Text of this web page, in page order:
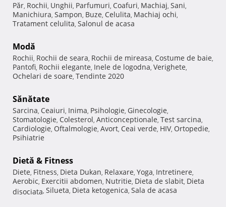
Păr, Rochii, Unghii, Parfumuri, Coafuri, Machiaj, Sani,
Manichiura, Sampon, Buze, Celulita, Machiaj ochi,
Tratament celulita, Salonul de acasa
Modă
Rochii, Rochii de seara, Rochii de mireasa, Costume de baie,
Pantofi, Rochii elegante, Inele de logodna, Verighete,
Ochelari de soare, Tendinte 2020
Sănătate
Sarcina, Ceaiuri, Inima, Psihologie, Ginecologie,
Stomatologie, Colesterol, Anticonceptionale, Test sarcina,
Cardiologie, Oftalmologie, Avort, Ceai verde, HIV, Ortopedie,
Psihiatrie
Dietă & Fitness
Diete, Fitness, Dieta Dukan, Relaxare, Yoga, Intretinere,
Aerobic, Exercitii abdomen, Nutritie, Dieta de slabit, Dieta
disociata, Silueta, Dieta ketogenica, Sala de acasa